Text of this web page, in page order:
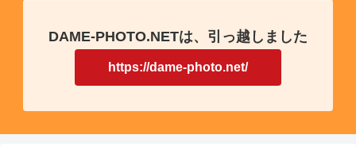
DAME-PHOTO.NETは、引っ越しました
https://dame-photo.net/